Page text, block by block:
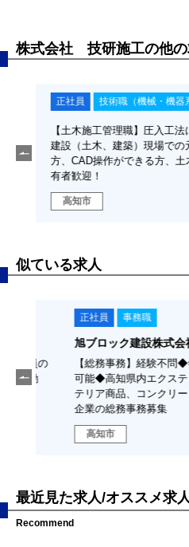
株式会社 技研施工の他の
）◆
正社員 技術職（機械・機器
【土木施工管理職】圧入工
建設（土木、建築）現場での
方、CAD操作ができる方、土
有者歓迎！
高知市
似ている求人
勤
正社員 事務職
旭ブロック建設株式会社
【総務事務】経験不問◆年間
可能◆高知県内エクステリ
テリア商品、コンクリート
企業の総務事務募集
高知市
最近見た求人/オススメ求
Recommend